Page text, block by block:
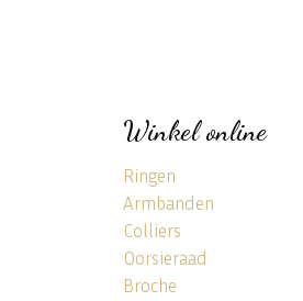
Winkel online
Ringen
Armbanden
Colliers
Oorsieraad
Broche